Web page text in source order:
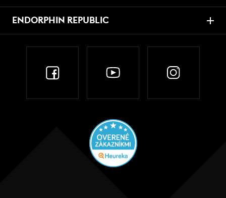
ENDORPHIN REPUBLIC